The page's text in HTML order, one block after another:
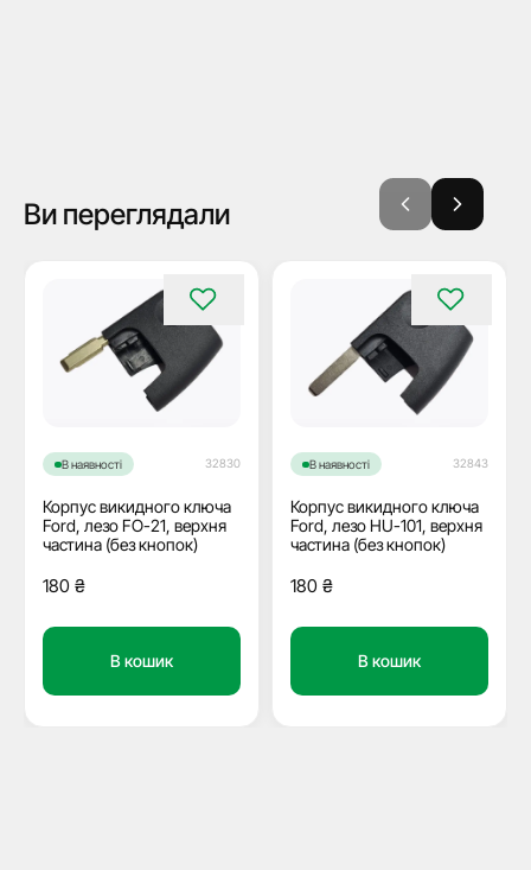
Ви переглядали
В наявності 32830
Корпус викидного ключа
Ford, лезо FO-21, верхня
частина (без кнопок)
180 ₴
В кошик
В наявності 32843
Корпус викидного ключа
Ford, лезо HU-101, верхня
частина (без кнопок)
180 ₴
В кошик